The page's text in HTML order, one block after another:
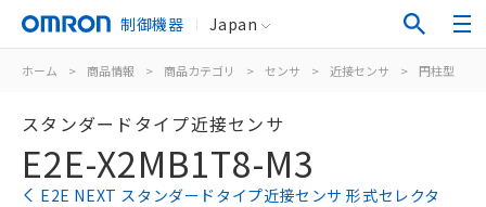
制御機器 Japan
ホーム > 商品情報 > 商品カテゴリ > センサ > 近接センサ > 円柱型
スタンダードタイプ近接センサ
E2E-X2MB1T8-M3
E2E NEXT スタンダードタイプ近接センサ 形式セレクタ